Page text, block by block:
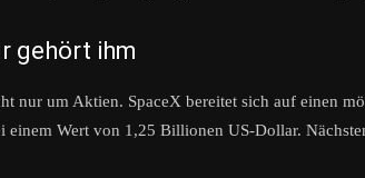
gehört ihm
nur um Aktien. SpaceX bereitet sich auf einen
einem Wert von 1,25 Billionen US-Dollar.